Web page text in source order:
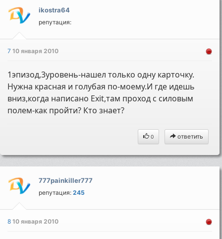
ikostra64
репутация:
710 января 2010
1эпизод,3уровень-нашел только одну карточку.
Нужна красная и голубая по-моему.И где идешь
вниз,когда написано Exit,там проход с силовым
полем-как пройти? Кто знает?
0 ответить
777painkiller777
репутация:245
810 января 2010